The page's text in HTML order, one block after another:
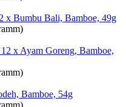
x Bumbu Bali, Bamboe, 49g
12 x Ayam Goreng, Bamboe,
Bamboe, 54g